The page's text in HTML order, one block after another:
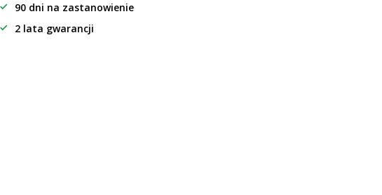
90 dni na zastanowienie
2 lata gwarancji